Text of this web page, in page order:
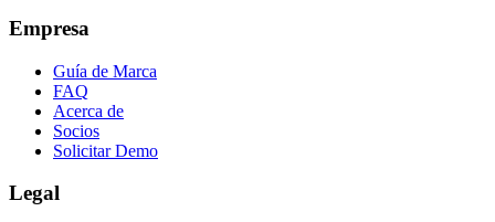
Empresa
Guía de Marca
FAQ
Acerca de
Socios
Solicitar Demo
Legal